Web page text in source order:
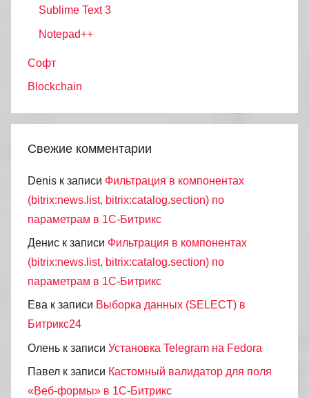
Sublime Text 3
Notepad++
Софт
Blockchain
Свежие комментарии
Denis к записи Фильтрация в компонентах
(bitrix:news.list, bitrix:catalog.section) по
параметрам в 1С-Битрикс
Денис к записи Фильтрация в компонентах
(bitrix:news.list, bitrix:catalog.section) по
параметрам в 1С-Битрикс
Ева к записи Выборка данных (SELECT) в
Битрикс24
Олень к записи Установка Telegram на Fedora
Павел к записи Кастомный валидатор для поля
«Веб-формы» в 1С-Битрикс